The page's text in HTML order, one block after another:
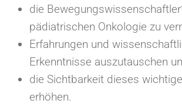
die
pädiatrischen Onkologie zu
Erfahrungen und
Erkenntnisse auszutauschen
die Sichtbarkeit dieses
erhöhen.